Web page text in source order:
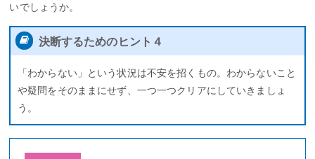
いでしょうか。
決断するためのヒント４
「わからない」という状況は不安を招くもの。わからないこと
や疑問をそのままにせず、一つ一つクリアにしていきましょ
う。